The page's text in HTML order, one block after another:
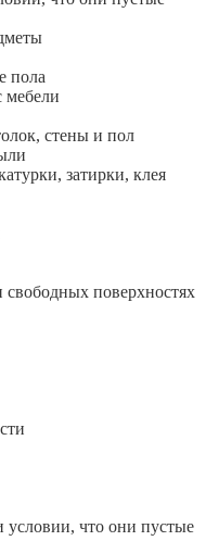
пола
стены и пол
затирки, клея
поверхностях
что они пустые